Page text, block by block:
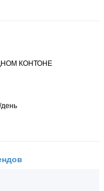
КОНТОНЕ